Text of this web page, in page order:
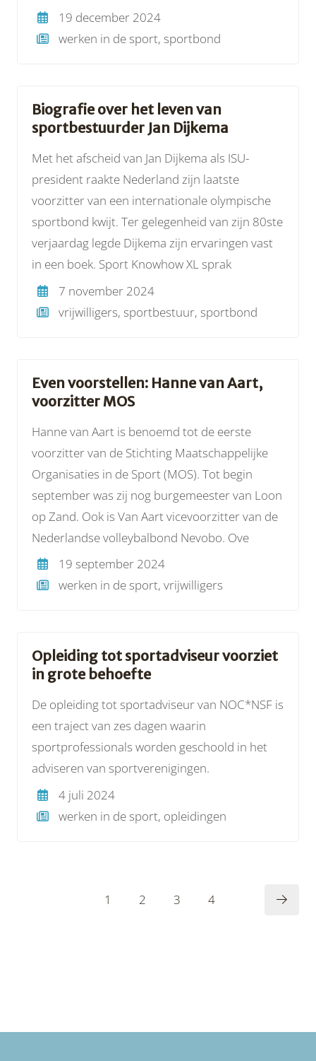
19 december 2024
werken in de sport, sportbond
Biografie over het leven van
sportbestuurder Jan Dijkema
Met het afscheid van Jan Dijkema als ISU-
president raakte Nederland zijn laatste
voorzitter van een internationale olympische
sportbond kwijt. Ter gelegenheid van zijn 80ste
verjaardag legde Dijkema zijn ervaringen vast
in een boek. Sport Knowhow XL sprak
7 november 2024
vrijwilligers, sportbestuur, sportbond
Even voorstellen: Hanne van Aart,
voorzitter MOS
Hanne van Aart is benoemd tot de eerste
voorzitter van de Stichting Maatschappelijke
Organisaties in de Sport (MOS). Tot begin
september was zij nog burgemeester van Loon
op Zand. Ook is Van Aart vicevoorzitter van de
Nederlandse volleybalbond Nevobo. Ove
19 september 2024
werken in de sport, vrijwilligers
Opleiding tot sportadviseur voorziet
in grote behoefte
De opleiding tot sportadviseur van NOC*NSF is
een traject van zes dagen waarin
sportprofessionals worden geschoold in het
adviseren van sportverenigingen.
4 juli 2024
werken in de sport, opleidingen
1 2 3 4